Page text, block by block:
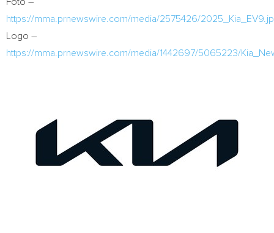
https://mma.prnewswire.com/media/2575426/
Logo –
https://mma.prnewswire.com/media/1442697/5065223/